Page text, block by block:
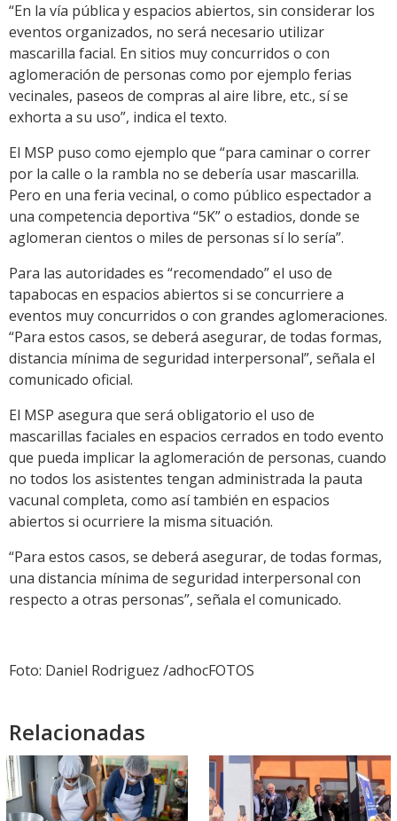
“En la vía pública y espacios abiertos, sin considerar los
eventos organizados, no será necesario utilizar
mascarilla facial. En sitios muy concurridos o con
aglomeración de personas como por ejemplo ferias
vecinales, paseos de compras al aire libre, etc., sí se
exhorta a su uso”, indica el texto.
El MSP puso como ejemplo que “para caminar o correr
por la calle o la rambla no se debería usar mascarilla.
Pero en una feria vecinal, o como público espectador a
una competencia deportiva “5K” o estadios, donde se
aglomeran cientos o miles de personas sí lo sería”.
Para las autoridades es “recomendado” el uso de
tapabocas en espacios abiertos si se concurriere a
eventos muy concurridos o con grandes aglomeraciones.
“Para estos casos, se deberá asegurar, de todas formas,
distancia mínima de seguridad interpersonal”, señala el
comunicado oficial.
El MSP asegura que será obligatorio el uso de
mascarillas faciales en espacios cerrados en todo evento
que pueda implicar la aglomeración de personas, cuando
no todos los asistentes tengan administrada la pauta
vacunal completa, como así también en espacios
abiertos si ocurriere la misma situación.
“Para estos casos, se deberá asegurar, de todas formas,
una distancia mínima de seguridad interpersonal con
respecto a otras personas”, señala el comunicado.
Foto: Daniel Rodriguez /adhocFOTOS
Relacionadas